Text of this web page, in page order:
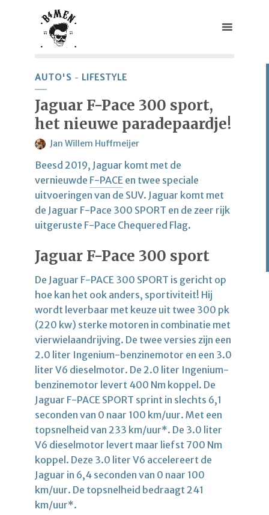
AUTO'S LIFESTYLE
Jaguar F-Pace 300 sport,
het nieuwe paradepaardje!
Jan Willem Huffmeijer
Beesd 2019, Jaguar komt met de
vernieuwde F-PACE en twee speciale
uitvoeringen van de SUV. Jaguar komt met
de Jaguar F-Pace 300 SPORT en de zeer rijk
uitgeruste F-Pace Chequered Flag.
Jaguar F-Pace 300 sport
De Jaguar F-PACE 300 SPORT is gericht op
hoe kan het ook anders, sportiviteit! Hij
wordt leverbaar met keuze uit twee 300 pk
(220 kw) sterke motoren in combinatie met
vierwielaandrijving. De twee versies zijn een
2.0 liter Ingenium-benzinemotor en een 3.0
liter V6 dieselmotor. De 2.0 liter Ingenium-
benzinemotor levert 400 Nm koppel. De
Jaguar F-PACE SPORT sprint in slechts 6,1
seconden van 0 naar 100 km/uur. Met een
topsnelheid van 233 km/uur*. De 3.0 liter
V6 dieselmotor levert maar liefst 700 Nm
koppel. Deze 3.0 liter V6 accelereert de
Jaguar in 6,4 seconden van 0 naar 100
km/uur. De topsnelheid bedraagt 241
km/uur*.